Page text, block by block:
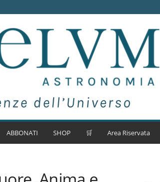
ABBONATI SHOP 🛒 Area Riservata